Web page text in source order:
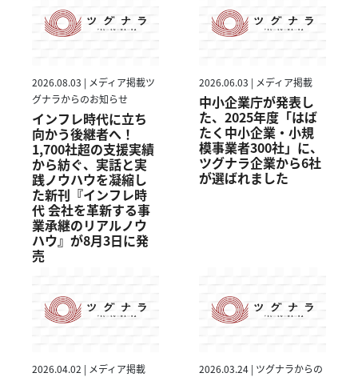
2026.08.03 | メディア掲載ツ
グナラからのお知らせ
インフレ時代に立ち
向かう後継者へ！
1,700社超の支援実績
から紡ぐ、実話と実
践ノウハウを凝縮し
た新刊『インフレ時
代 会社を革新する事
業承継のリアルノウ
ハウ』が8月3日に発
売
2026.06.03 | メディア掲載
中小企業庁が発表し
た、2025年度「はば
たく中小企業・小規
模事業者300社」に、
ツグナラ企業から6社
が選ばれました
2026.04.02 | メディア掲載
2026.03.24 | ツグナラからの